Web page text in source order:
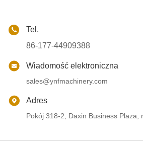
Tel.
86-177-44909388
Wiadomość elektroniczna
sales@ynfmachinery.com
Adres
Pokój 318-2, Daxin Business